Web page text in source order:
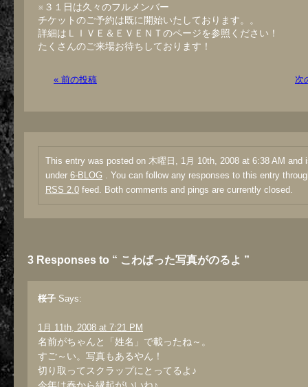
※３１日は久々のフルメンバー
チケットのご予約は既に開始いたしております。。
詳細はＬＩＶＥ＆ＥＶＥＮＴのページを参照ください！
たくさんのご来場お待ちしております！
« 前の投稿 次
This entry was posted on 木曜日, 1月 10th, 2008 at 6:38 AM and
under 6-BLOG . You can follow any responses to this entry
RSS 2.0 feed. Both comments and pings are currently closed.
3 Responses to “ こわばった写真がのるよ ”
桜子 Says:
1月 11th, 2008 at 7:21 PM
名前がちゃんと「姓名」で載ったね～。
すご～い。写真もあるやん！
切り取ってスクラップにとってるよ♪